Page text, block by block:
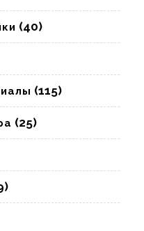
(40)
(115)
(25)